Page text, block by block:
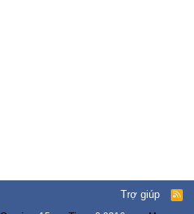
Trợ giúp
R